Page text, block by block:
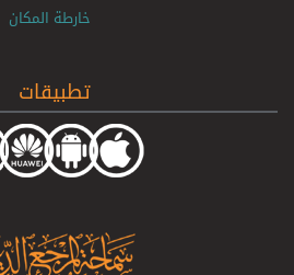
خارطة المكان
تطبيقات